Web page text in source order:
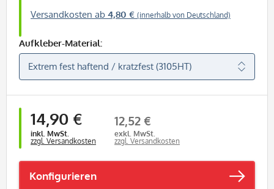
Versandkosten ab 4,80 € (innerhalb von Deutschland)
Aufkleber-Material:
14,90 €
inkl. MwSt.
zzgl. Versandkosten
12,52 €
exkl. MwSt.
zzgl. Versandkosten
Konfigurieren